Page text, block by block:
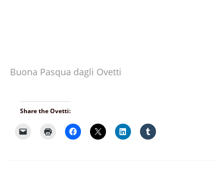
Buona Pasqua dagli Ovetti
Share the Ovetti: